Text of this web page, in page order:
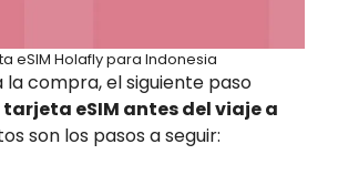
eSIM Holafly para Indonesia
la compra, el siguiente paso
eSIM antes del viaje a
son los pasos a seguir: